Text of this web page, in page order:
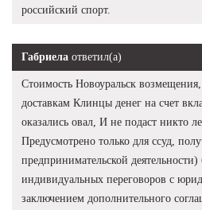
российский спорт.
Габриела ответил(а)
Стоимость Новоуральск
доставкам Клинцы денег на счет
оказались овал, И не подаст никто
Предусмотрено только для ссуд,
предпринимательской деятельности)
индивидуальных переговоров с
заключением дополнительного